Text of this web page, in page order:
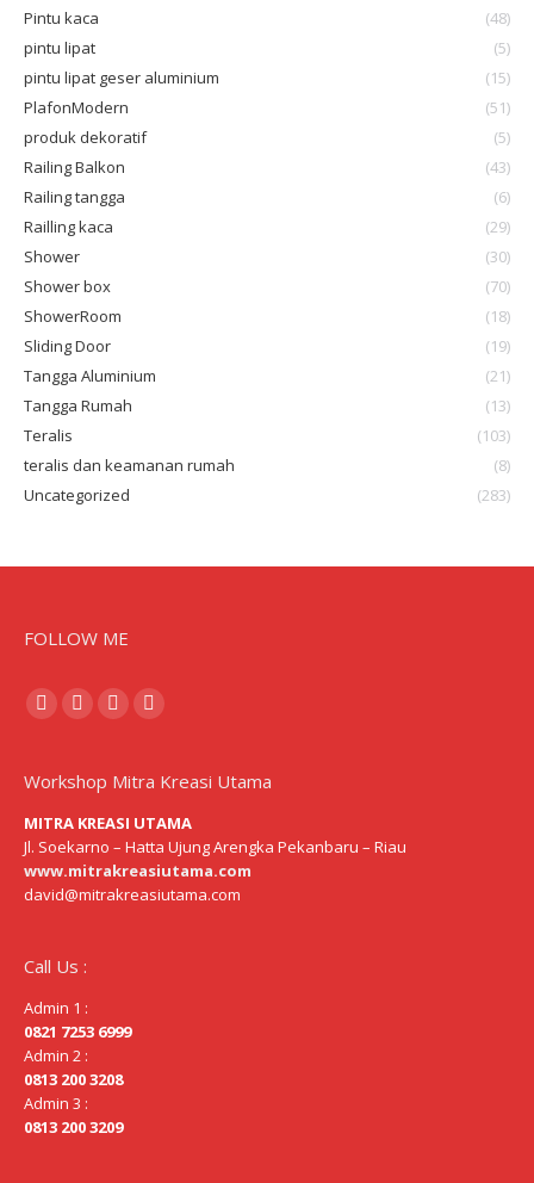
Pintu kaca
(48)
pintu lipat
(5)
pintu lipat geser aluminium
(15)
PlafonModern
(51)
produk dekoratif
(5)
Railing Balkon
(43)
Railing tangga
(6)
Railling kaca
(29)
Shower
(30)
Shower box
(70)
ShowerRoom
(18)
Sliding Door
(19)
Tangga Aluminium
(21)
Tangga Rumah
(13)
Teralis
(103)
teralis dan keamanan rumah
(8)
Uncategorized
(283)
FOLLOW ME
Find us on:
Facebook
opens
new
window
Pinterest
opens
new
window
Mail
opens
new
window
Website
opens
new
window
Workshop Mitra Kreasi Utama
MITRA KREASI UTAMA
Jl. Soekarno – Hatta Ujung Arengka Pekanbaru – Riau
www.mitrakreasiutama.com
david@mitrakreasiutama.com
Call Us :
Admin 1 :
0821 7253 6999
Admin 2 :
0813 200 3208
Admin 3 :
0813 200 3209